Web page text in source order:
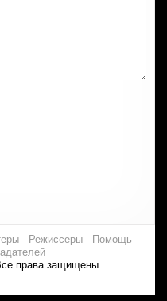
Режиссеры
Помощь
права защищены.